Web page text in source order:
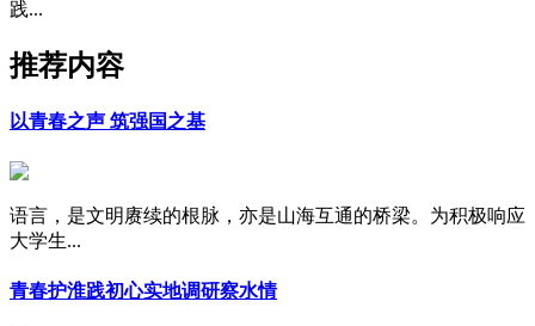
践...
推荐内容
以青春之声 筑强国之基
语言，是文明赓续的根脉，亦是山海互通的桥梁。为积极响应
大学生...
青春护淮践初心实地调研察水情